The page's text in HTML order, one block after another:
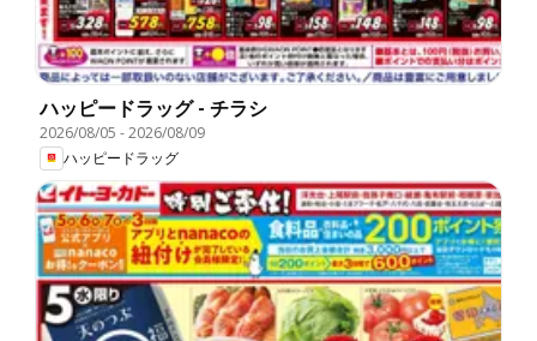
ハッピードラッグ - チラシ
2026/08/05 -2026/08/09
ハッピードラッグ